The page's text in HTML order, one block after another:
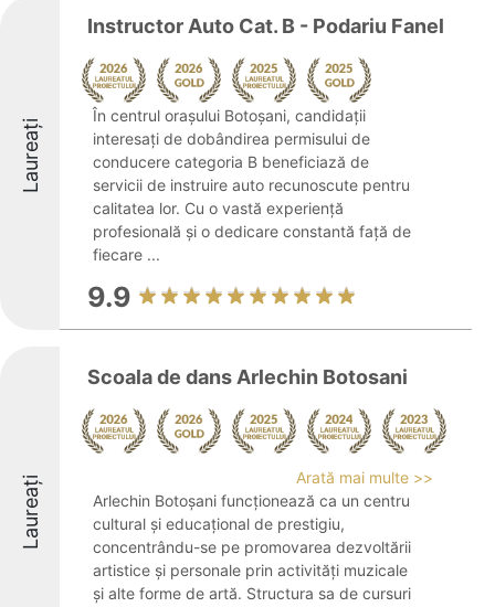
Laureați
Instructor Auto Cat. B - Podariu Fanel
În centrul orașului Botoșani, candidații
interesați de dobândirea permisului de
conducere categoria B beneficiază de
servicii de instruire auto recunoscute pentru
calitatea lor. Cu o vastă experiență
profesională și o dedicare constantă față de
fiecare ...
9.9
Laureați
Scoala de dans Arlechin Botosani
Arată mai multe >>
Arlechin Botoșani funcționează ca un centru
cultural și educațional de prestigiu,
concentrându-se pe promovarea dezvoltării
artistice și personale prin activități muzicale
și alte forme de artă. Structura sa de cursuri